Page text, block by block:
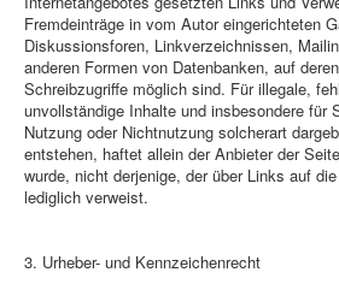
Fremdeinträge in vom Autor eingerichteten
Diskussionsforen, Linkverzeichnissen,
anderen Formen von Datenbanken, auf
Schreibzugriffe möglich sind. Für illegale,
unvollständige Inhalte und insbesondere für
Nutzung oder Nichtnutzung solcherart
entstehen, haftet allein der Anbieter der
wurde, nicht derjenige, der über Links auf
lediglich verweist.
3. Urheber- und Kennzeichenrecht